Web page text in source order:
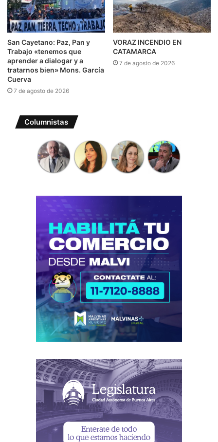
San Cayetano: Paz, Pan y
Trabajo «tenemos que
aprender a dialogar y a
tratarnos bien» Mons. García
Cuerva
7 de agosto de 2026
VORAZ INCENDIO EN
CATAMARCA
7 de agosto de 2026
Columnistas